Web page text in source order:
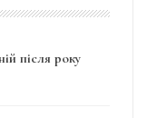
після року